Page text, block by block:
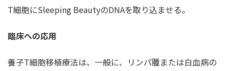
T細胞にSleeping BeautyのDNAを取り込ませる。
臨床への応用
養子T細胞移植療法は、一般に、リンパ腫または白血病の